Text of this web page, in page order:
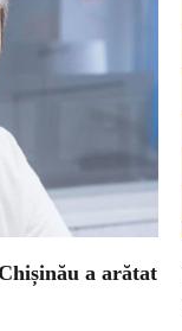
a arătat